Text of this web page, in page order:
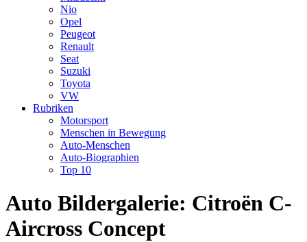
Nio
Opel
Peugeot
Renault
Seat
Suzuki
Toyota
VW
Rubriken
Motorsport
Menschen in Bewegung
Auto-Menschen
Auto-Biographien
Top 10
Auto Bildergalerie: Citroën C-
Aircross Concept